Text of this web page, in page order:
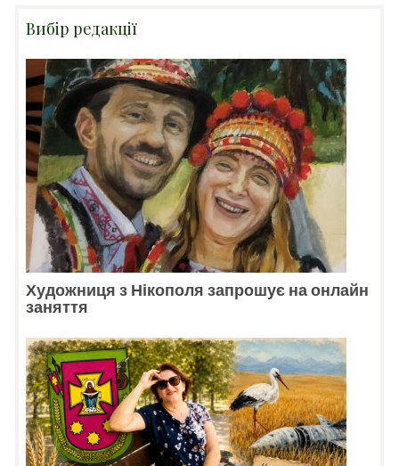
Вибір редакції
Художниця з Нікополя запрошує на онлайн
заняття